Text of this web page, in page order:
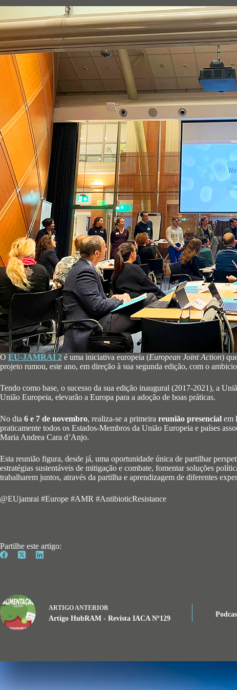
O EU-JAMRAI 2 é uma iniciativa europeia (European Joint Action)
projeto rumou, este ano, em direção à sua segunda edição, com o
Tendo como base, o sucesso da sua edição inaugural (2017-2021), a
União Europeia, elevarão a Europa para a adoção de boas práticas.
No dia 6 e 7 de novembro, realiza-se a primeira reunião presencial em
praticamente todos os Estados-Membros da União Europeia e países
Maria Andrea Cara d’Anjo.
Esta reunião figura, desde já, uma oportunidade única de partilhar
estratégias sustentáveis de mitigação e combate, fomentar soluções
trabalharem juntos, através da partilha e aprendizagem de diferentes
@EUjamrai #Europe #AMR #AntibioticResistance
Partilhe este artigo:
ARTIGO ANTERIOR
Artigo HubRAM - Revista IACA Nº129